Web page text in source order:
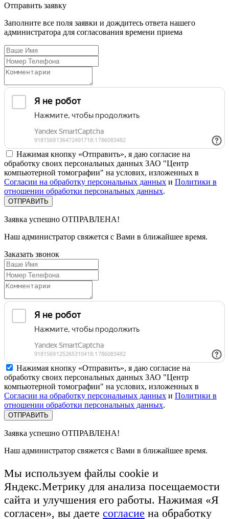
Отправить заявку
Заполните все поля заявки и дождитесь ответа нашего
администратора для согласования времени приема
Нажимая кнопку «Отправить», я даю согласие на
обработку своих персональных данных ЗАО "Центр
компьютерной томографии" на услових, изложенных в
Согласии на обработку персональных данных и Политики в
отношении обработки персональных данных.
Заявка успешно ОТПРАВЛЕНА!
Наш администратор свяжется с Вами в ближайшее время.
Заказать звонок
Нажимая кнопку «Отправить», я даю согласие на
обработку своих персональных данных ЗАО "Центр
компьютерной томографии" на услових, изложенных в
Согласии на обработку персональных данных и Политики в
отношении обработки персональных данных.
Заявка успешно ОТПРАВЛЕНА!
Наш администратор свяжется с Вами в ближайшее время.
Мы используем файлы cookie и
Яндекс.Метрику для анализа посещаемости
сайта и улучшения его работы. Нажимая «Я
согласен», вы даете согласие на обработку